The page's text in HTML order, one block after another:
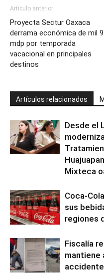
Artículo anterior
Proyecta Sectur Oaxaca
derrama económica de mil
mdp por temporada
vacacional en principales
destinos
Artículos relacionados
Desde el
Mixteca
Coca-
sus
regiones
Fiscalía
mantiene